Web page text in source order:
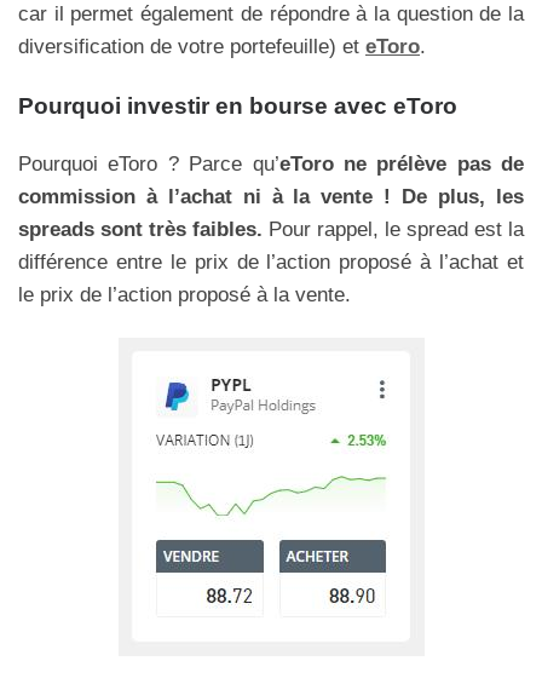
car il permet également de répondre à la question de la
diversification de votre portefeuille) et eToro.
Pourquoi investir en bourse avec eToro
Pourquoi eToro ? Parce qu’eToro ne prélève pas de
commission à l’achat ni à la vente ! De plus, les
spreads sont très faibles. Pour rappel, le spread est la
différence entre le prix de l’action proposé à l’achat et
le prix de l’action proposé à la vente.